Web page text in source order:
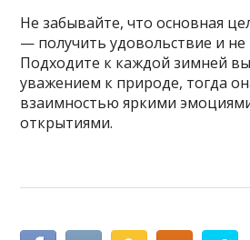
Не забывайте, что основная
— получить удовольствие и не
Подходите к каждой зимней
уважением к природе, тогда
взаимностью яркими
открытиями.